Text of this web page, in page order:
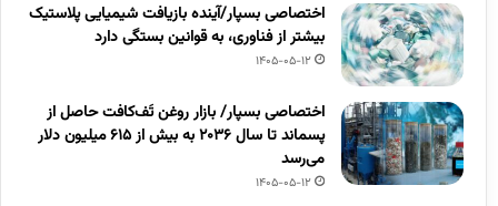
اختصاصی بسپار/آینده بازیافت شیمیایی پلاستیک
بیشتر از فناوری، به قوانین بستگی دارد
1405-05-12
اختصاصی بسپار/ بازار روغن تَف‌کافت حاصل از
پسماند تا سال ۲۰۳۶ به بیش از ۶۱۵ میلیون دلار
می‌رسد
1405-05-12